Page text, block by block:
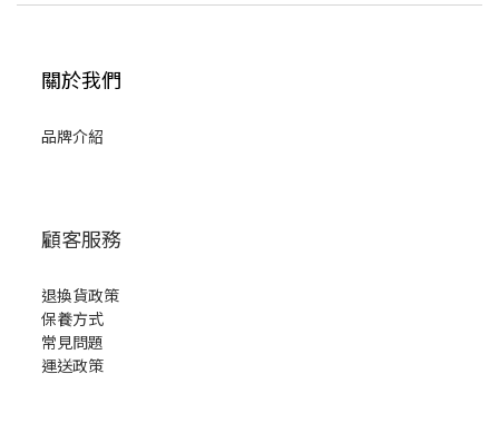
關於我們
品牌介紹
顧客服務
退換貨政策
保養方式
常見問題
運送政策